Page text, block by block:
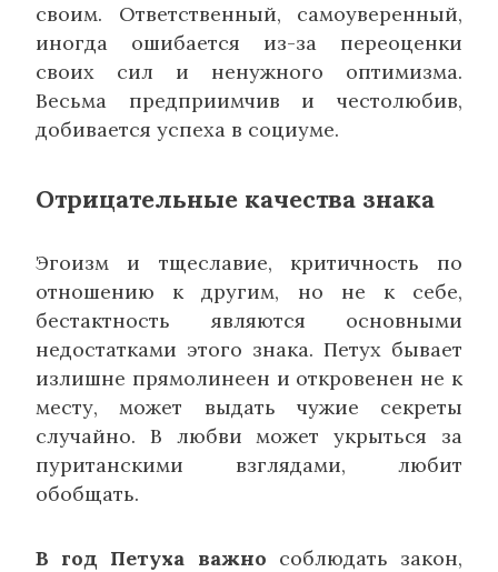
своим. Ответственный, самоуверенный,
иногда ошибается из-за переоценки
своих сил и ненужного оптимизма.
Весьма предприимчив и честолюбив,
добивается успеха в социуме.
Отрицательные качества знака
Эгоизм и тщеславие, критичность по
отношению к другим, но не к себе,
бестактность являются основными
недостатками этого знака. Петух бывает
излишне прямолинеен и откровенен не к
месту, может выдать чужие секреты
случайно. В любви может укрыться за
пуританскими взглядами, любит
обобщать.
В год Петуха важно соблюдать закон,